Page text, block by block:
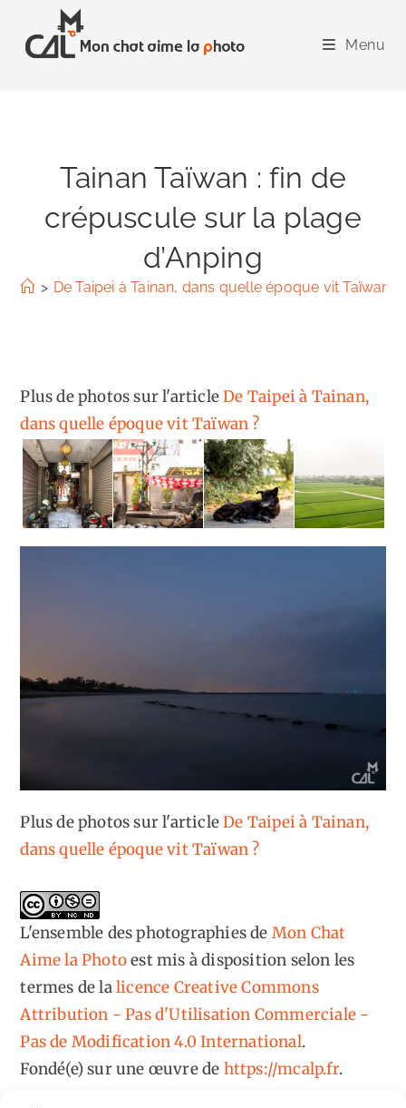
content
Menu
Tainan Taïwan : fin de
crépuscule sur la plage
d’Anping
> De Taipei à Tainan, dans quelle époque vit Taïwan ?
Plus de photos sur l'articleDe Taipei à Tainan,
dans quelle époque vit Taïwan ?
Plus de photos sur l'articleDe Taipei à Tainan,
dans quelle époque vit Taïwan ?
L'ensemble des photographiesde Mon Chat
Aime la Photoest mis à disposition selon les
termes de lalicence Creative Commons
Attribution - Pas d'Utilisation Commerciale -
Pas de Modification 4.0 International.
Fondé(e) sur une œuvre de https://mcalp.fr.